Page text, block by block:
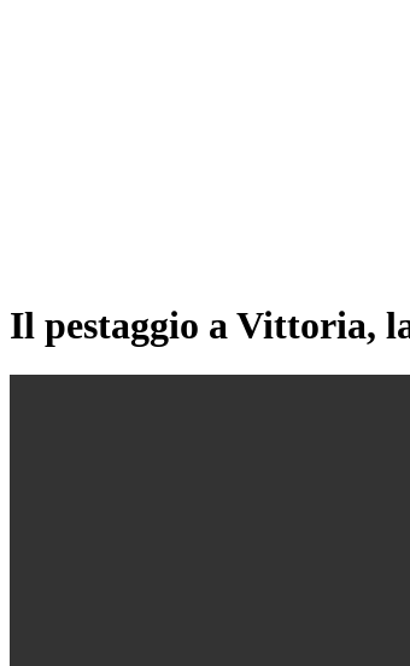
Il pestaggio a Vittoria,